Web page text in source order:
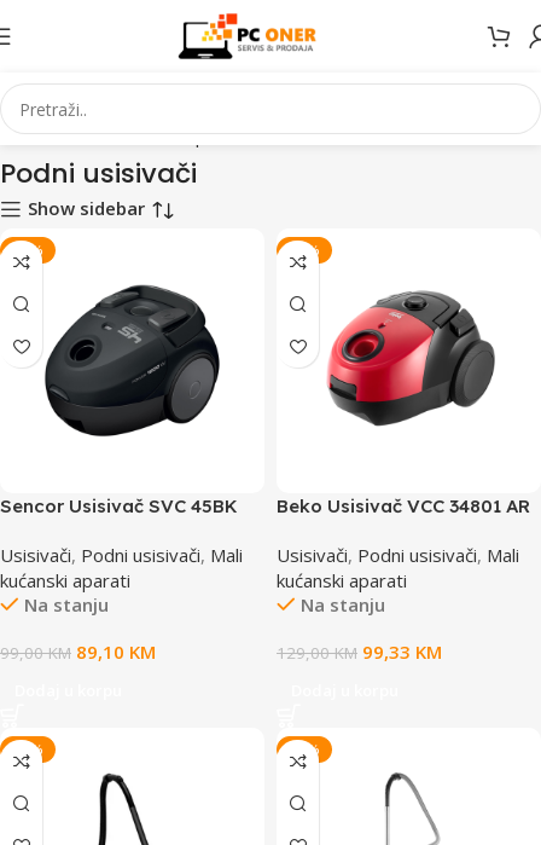
Početna Mali kućanski aparati Usisivači Podni usisivači
Podni usisivači
Show sidebar
-10%
Sencor Usisivač SVC 45BK
Usisivači, Podni usisivači, Mali
kućanski aparati
Na stanju
99,00KM 89,10 KM
-23%
Beko Usisivač VCC 34801 AR
Usisivači, Podni usisivači, Mali
kućanski aparati
Na stanju
129,00KM 99,33 KM
-20% -15%